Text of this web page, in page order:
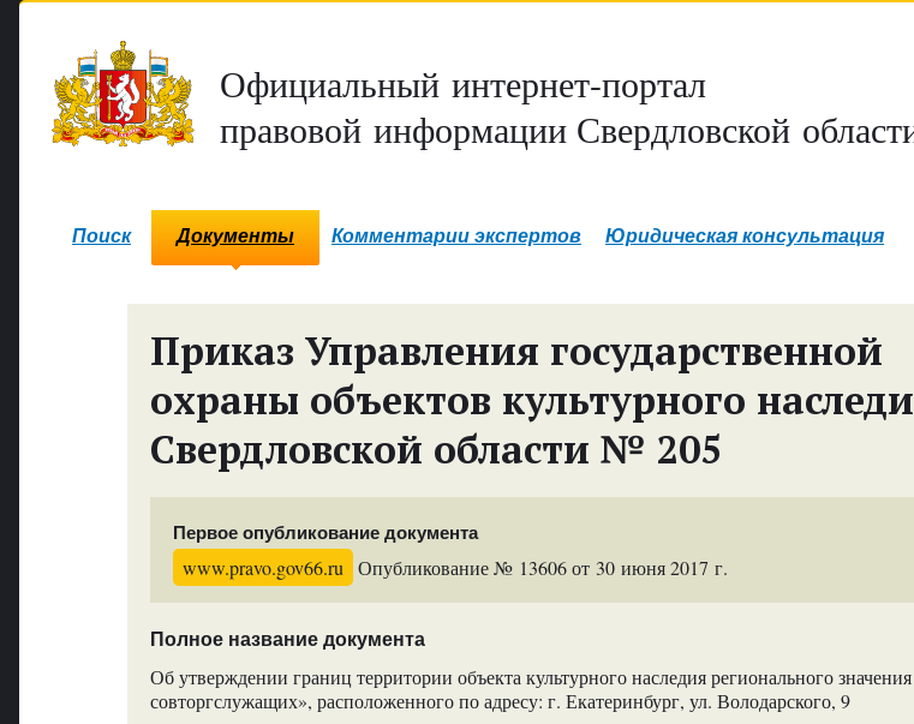
Официальный интернет-портал
правовой информации Свердловской
Поиск Документы Комментарии экспертов Юридическая консультация
Приказ Управления государственной
охраны объектов культурного
Свердловской области № 205
Первое опубликование документа
www.pravo.gov66.ru Опубликование № 13606 от 30 июня 2017 г.
Полное название документа
Об утверждении границ территории объекта культурного наследия регионального
совторгслужащих», расположенного по адресу: г. Екатеринбург, ул. Володарского, 9